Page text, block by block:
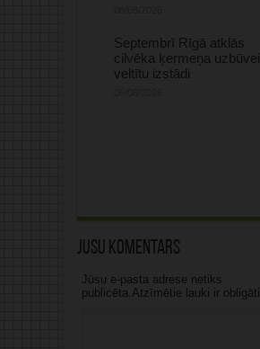
Septembrī Rīgā atklās
cilvēka ķermeņa uzbūvei
veltītu izstādi
Jūsu komentārs
Jūsu e-pasta adrese netiks
publicēta.Atzīmētie lauki ir obligāti